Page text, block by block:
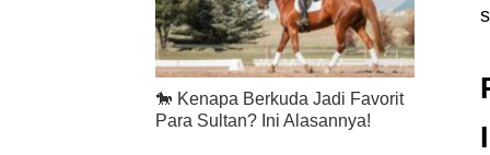
🐎 Kenapa Berkuda Jadi Favorit
Para Sultan? Ini Alasannya!